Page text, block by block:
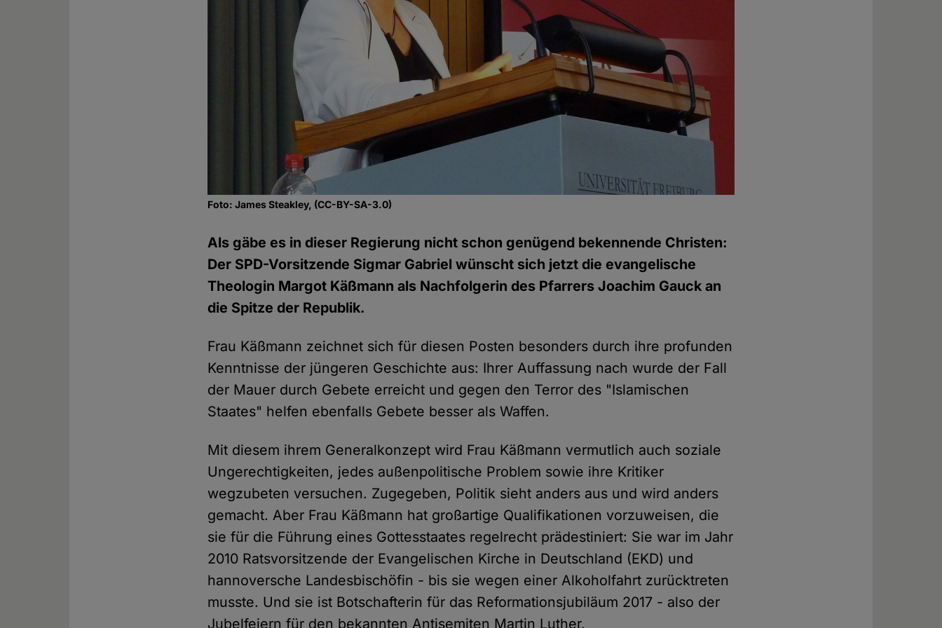
Foto: James Steakley, (CC-BY-SA-3.0)
Als gäbe es in dieser Regierung nicht schon genügend bekennende Christen:
Der SPD-Vorsitzende Sigmar Gabriel wünscht sich jetzt die evangelische
Theologin Margot Käßmann als Nachfolgerin des Pfarrers Joachim Gauck an
die Spitze der Republik.
Frau Käßmann zeichnet sich für diesen Posten besonders durch ihre profunden
Kenntnisse der jüngeren Geschichte aus: Ihrer Auffassung nach wurde der Fall
der Mauer durch Gebete erreicht und gegen den Terror des "Islamischen
Staates" helfen ebenfalls Gebete besser als Waffen.
Mit diesem ihrem Generalkonzept wird Frau Käßmann vermutlich auch soziale
Ungerechtigkeiten, jedes außenpolitische Problem sowie ihre Kritiker
wegzubeten versuchen. Zugegeben, Politik sieht anders aus und wird anders
gemacht. Aber Frau Käßmann hat großartige Qualifikationen vorzuweisen, die
sie für die Führung eines Gottesstaates regelrecht prädestiniert: Sie war im Jahr
2010 Ratsvorsitzende der Evangelischen Kirche in Deutschland (EKD) und
hannoversche Landesbischöfin - bis sie wegen einer Alkoholfahrt zurücktreten
musste. Und sie ist Botschafterin für das Reformationsjubiläum 2017 - also der
Jubelfeiern für den bekannten Antisemiten Martin Luther.